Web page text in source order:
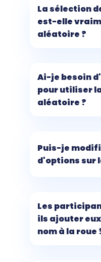
La sélection
est-elle
aléatoire ?
Ai-je besoin
pour utiliser
aléatoire ?
Puis-je
d'options sur
Les
ils ajouter
nom à la roue